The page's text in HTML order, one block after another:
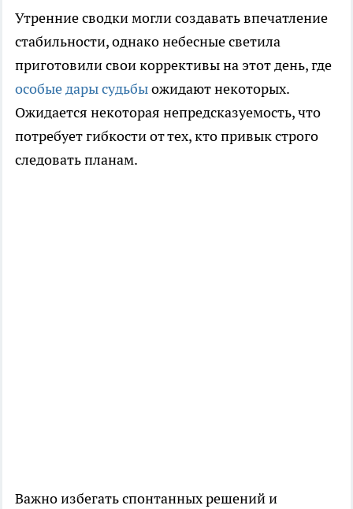
Утренние сводки могли создавать впечатление
стабильности, однако небесные светила
приготовили свои коррективы на этот день, где
особые дары судьбыожидают некоторых.
Ожидается некоторая непредсказуемость, что
потребует гибкости от тех, кто привык строго
следовать планам.
Важно избегать спонтанных решений и